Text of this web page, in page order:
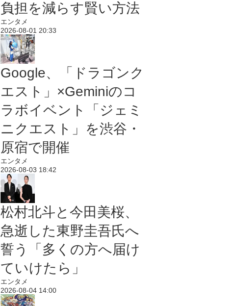
負担を減らす賢い方法
エンタメ
2026-08-01 20:33
Google、「ドラゴンク
エスト」×Geminiのコ
ラボイベント「ジェミ
ニクエスト」を渋谷・
原宿で開催
エンタメ
2026-08-03 18:42
松村北斗と今田美桜、
急逝した東野圭吾氏へ
誓う「多くの方へ届け
ていけたら」
エンタメ
2026-08-04 14:00